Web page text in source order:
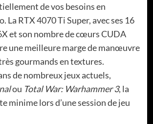
de vos besoins en
La RTX 4070 Ti Super, avec ses 16
et son nombre de cœurs CUDA
une meilleure marge de manœuvre
gourmands en textures.
de nombreux jeux actuels,
ou Total War: Warhammer 3, la
minime lors d’une session de jeu